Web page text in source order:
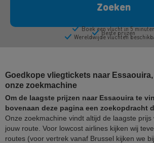
Goedkope vliegtickets naar
onze zoekmachine
Om de laagste prijzen naar Essaouira te
bovenaan deze pagina een zoekopdracht
Onze zoekmachine vindt altijd de laagste prijs
jouw route. Voor lowcost airlines kijken wij
routes (voor vertrek vanaf Brussel kijken we